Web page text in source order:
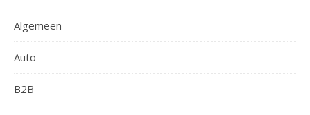
Algemeen
Auto
B2B